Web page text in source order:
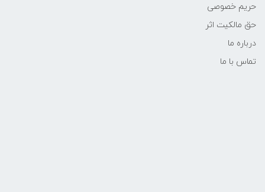
حریم خصوصی
حق مالکیت اثر
درباره ما
تماس با ما